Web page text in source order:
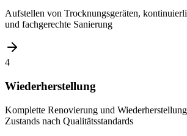
Aufstellen von Trocknungsgeräten,
und fachgerechte Sanierung
4
Wiederherstellung
Komplette Renovierung und
Zustands nach Qualitätsstandards